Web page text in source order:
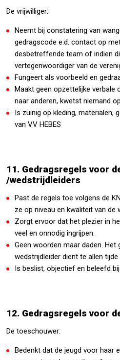
De vrijwilliger:
Neemt bij constatering van
gedragscode e.d. contact op
desbetreffende team of indien
vertegenwoordiger van de
Fungeert als voorbeeld en
Maakt geen opzettelijke verbale
naar anderen, kwetst niemand
Is zuinig op kleding, materialen,
van VV HEBES
11. Gedragsregels voor
/wedstrijdleiders
Past de regels toe volgens de
ze op niveau en kwaliteit van de
Zorgt ervoor dat het plezier in
veel en onnodig ingrijpen.
Geen woorden maar daden.
wedstrijdleider dient te allen
Is beslist, objectief en beleefd
12. Gedragsregels voor
De toeschouwer:
Bedenkt dat de jeugd voor haar